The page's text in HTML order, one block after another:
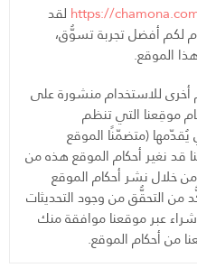
https:// لقد
لكم أفضل تجربة تسوُّق،
الموقع.
أخرى للاستخدام منشورة على
موقِعنا التي تنظم
(متضمّنًا الموقع
قد نغير أحكام الموقع هذه من
خلال نشر أحكام الموقع
من التحقُّق من وجود التحديثات
عبر موقعنا موافقة منك
من أحكام الموقع.